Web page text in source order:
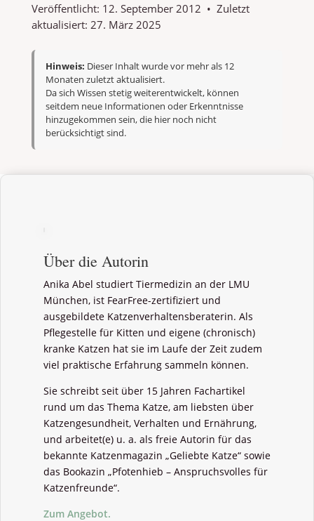
Veröffentlicht: 12. September 2012 • Zuletzt
aktualisiert: 27. März 2025
Hinweis: Dieser Inhalt wurde vor mehr als 12
Monaten zuletzt aktualisiert.
Da sich Wissen stetig weiterentwickelt, können
seitdem neue Informationen oder Erkenntnisse
hinzugekommen sein, die hier noch nicht
berücksichtigt sind.
Über die Autorin
Anika Abel studiert Tiermedizin an der LMU
München, ist FearFree-zertifiziert und
ausgebildete Katzenverhaltensberaterin. Als
Pflegestelle für Kitten und eigene (chronisch)
kranke Katzen hat sie im Laufe der Zeit zudem
viel praktische Erfahrung sammeln können.
Sie schreibt seit über 15 Jahren Fachartikel
rund um das Thema Katze, am liebsten über
Katzengesundheit, Verhalten und Ernährung,
und arbeitet(e) u. a. als freie Autorin für das
bekannte Katzenmagazin „Geliebte Katze“ sowie
das Bookazin „Pfotenhieb – Anspruchsvolles für
Katzenfreunde“.
Zum Angebot.